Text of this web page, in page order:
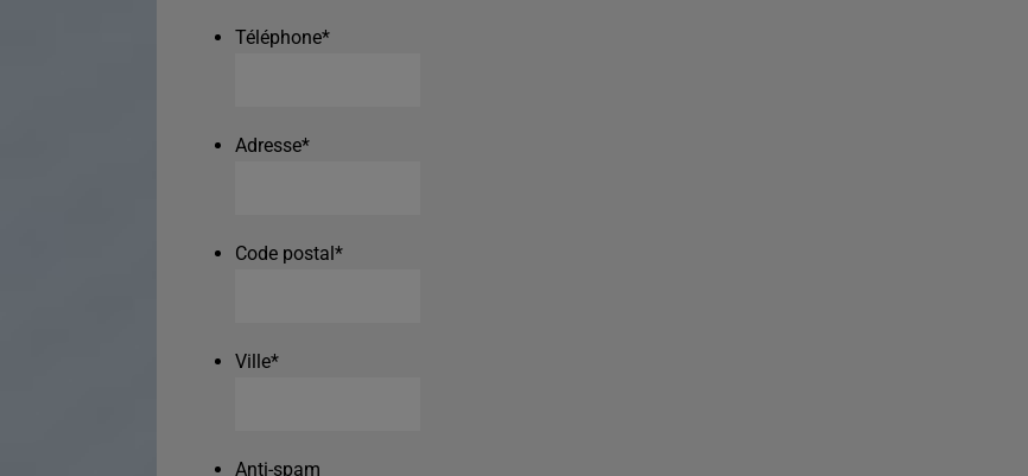
Téléphone*
Adresse*
Code postal*
Ville*
Anti-spam